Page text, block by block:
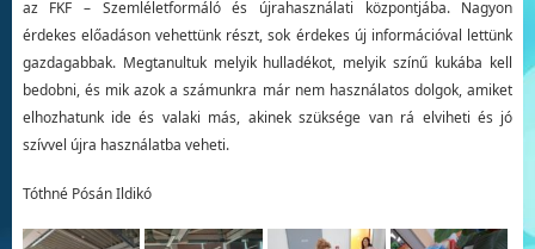
az FKF – Szemléletformáló és újrahasználati központjába. Nagyon
érdekes előadáson vehettünk részt, sok érdekes új információval lettünk
gazdagabbak. Megtanultuk melyik hulladékot, melyik színű kukába kell
bedobni, és mik azok a számunkra már nem használatos dolgok, amiket
elhozhatunk ide és valaki más, akinek szüksége van rá elviheti és jó
szívvel újra használatba veheti.
Tóthné Pósán Ildikó